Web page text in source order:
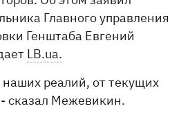
Главного управления
Генштаба Евгений
LB.ua.
реалий, от текущих
сказал Межевикин.